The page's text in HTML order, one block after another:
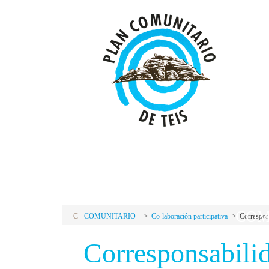
C COMUNITARIO Co-laboración participativa